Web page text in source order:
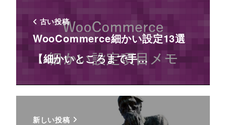
古い投稿
WooCommerce細かい設定13選
【細かいところまで手…
新しい投稿